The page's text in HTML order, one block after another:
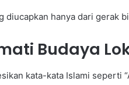
diucapkan hanya dari gerak
Budaya
kata-kata Islami seperti